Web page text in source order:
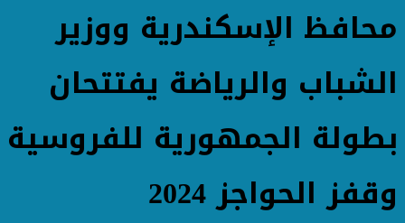
محافظ الإسكندرية ووزير
الشباب والرياضة يفتتحان
بطولة الجمهورية للفروسية
وقفز الحواجز 2024